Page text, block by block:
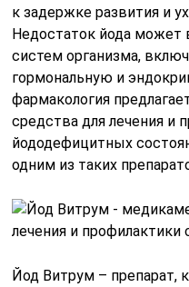
к задержке развития и
Недостаток йода может
систем организма,
гормональную и
фармакология
средства для лечения и
йододефицитных
одним из таких
Йод Витрум – препарат,